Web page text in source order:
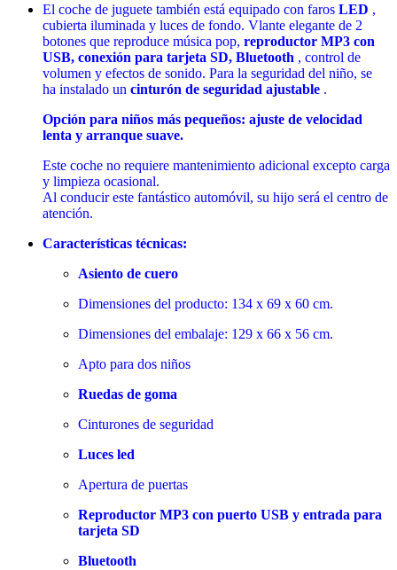
El coche de juguete también está equipado con faros LED ,
cubierta iluminada y luces de fondo. Vlante elegante de 2
botones que reproduce música pop, reproductor MP3 con
USB, conexión para tarjeta SD, Bluetooth , control de
volumen y efectos de sonido. Para la seguridad del niño, se
ha instalado un cinturón de seguridad ajustable .
Opción para niños más pequeños: ajuste de velocidad
lenta y arranque suave.
Este coche no requiere mantenimiento adicional excepto carga
y limpieza ocasional.
Al conducir este fantástico automóvil, su hijo será el centro de
atención.
Características técnicas:
Asiento de cuero
Dimensiones del producto: 134 x 69 x 60 cm.
Dimensiones del embalaje: 129 x 66 x 56 cm.
Apto para dos niños
Ruedas de goma
Cinturones de seguridad
Luces led
Apertura de puertas
Reproductor MP3 con puerto USB y entrada para
tarjeta SD
Bluetooth